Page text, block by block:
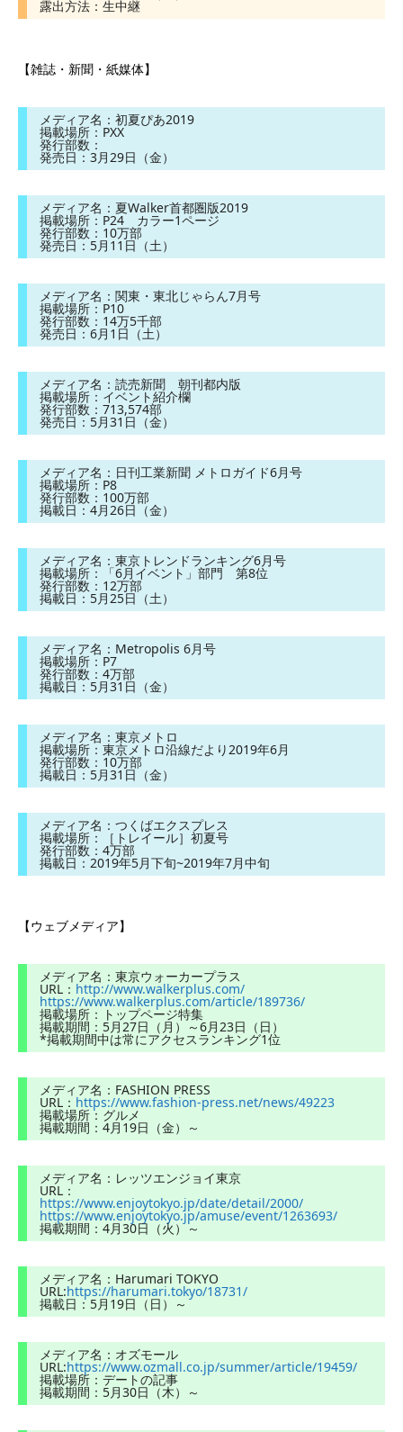
露出方法：生中継
【雑誌・新聞・紙媒体】
メディア名：初夏ぴあ2019
掲載場所：PXX
発行部数：
発売日：3月29日（金）
メディア名：夏Walker首都圏版2019
掲載場所：P24 カラー1ページ
発行部数：10万部
発売日：5月11日（土）
メディア名：関東・東北じゃらん7月号
掲載場所：P10
発行部数：14万5千部
発売日：6月1日（土）
メディア名：読売新聞 朝刊都内版
掲載場所：イベント紹介欄
発行部数：713,574部
発売日：5月31日（金）
メディア名：日刊工業新聞 メトロガイド6月号
掲載場所：P8
発行部数：100万部
掲載日：4月26日（金）
メディア名：東京トレンドランキング6月号
掲載場所：「6月イベント」部門 第8位
発行部数：12万部
掲載日：5月25日（土）
メディア名：Metropolis 6月号
掲載場所：P7
発行部数：4万部
掲載日：5月31日（金）
メディア名：東京メトロ
掲載場所：東京メトロ沿線だより2019年6月
発行部数：10万部
掲載日：5月31日（金）
メディア名：つくばエクスプレス
掲載場所：［トレイール］初夏号
発行部数：4万部
掲載日：2019年5月下旬~2019年7月中旬
【ウェブメディア】
メディア名：東京ウォーカープラス
URL： http://www.walkerplus.com/
https://www.walkerplus.com/article/189736/
掲載場所：トップページ特集
掲載期間：5月27日（月）～6月23日（日）
*掲載期間中は常にアクセスランキング1位
メディア名：FASHION PRESS
URL： https://www.fashion-press.net/news/49223
掲載場所：グルメ
掲載期間：4月19日（金）～
メディア名：レッツエンジョイ東京
URL：
https://www.enjoytokyo.jp/date/detail/2000/
https://www.enjoytokyo.jp/amuse/event/1263693/
掲載期間：4月30日（火）～
メディア名：Harumari TOKYO
URL:https://harumari.tokyo/18731/
掲載日：5月19日（日）～
メディア名：オズモール
URL:https://www.ozmall.co.jp/summer/article/19459/
掲載場所：デートの記事
掲載期間：5月30日（木）～